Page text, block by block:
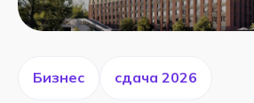
Бизнес cдача 2026